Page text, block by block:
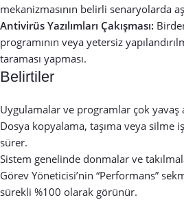
mekanizmasının belirli senaryolarda
Antivirüs Yazılımları Çakışması:
programının veya yetersiz
taraması yapması.
Belirtiler
Uygulamalar ve programlar çok yavaş
Dosya kopyalama, taşıma veya silme
sürer.
Sistem genelinde donmalar ve
Görev Yöneticisi’nin “Performans”
sürekli %100 olarak görünür.